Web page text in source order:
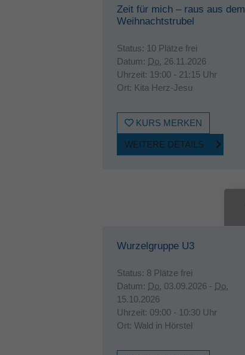
Zeit für mich – raus aus dem
Weihnachtstrubel
Status: 10 Plätze frei
Datum: Do. 26.11.2026
Uhrzeit: 19:00 - 21:15 Uhr
Ort: Kita Herz-Jesu
KURS MERKEN
WEITERE DETAILS
Wurzelgruppe U3
Status: 8 Plätze frei
Datum: Do. 03.09.2026 - Do.
15.10.2026
Uhrzeit: 09:00 - 10:30 Uhr
Ort: Wald in Hörstel